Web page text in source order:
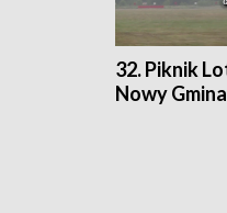
32. Piknik
Nowy